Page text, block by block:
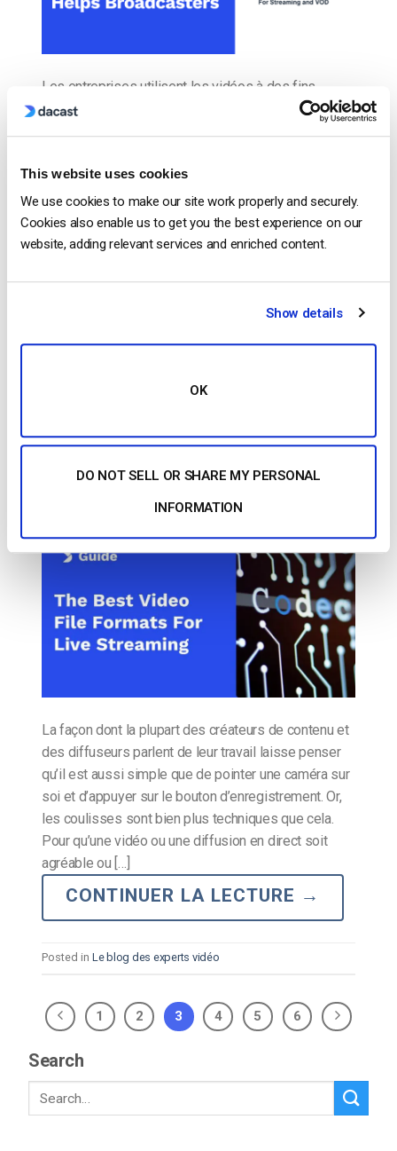
This website uses cookies
We use cookies to make our site work properly and securely.
Cookies also enable us to get you the best experience on our
website, adding relevant services and enriched content.
Show details
OK
DO NOT SELL OR SHARE MY PERSONAL
INFORMATION
Les entreprises utilisent les vidéos à des fins
diverses, qu’il s’agisse de former leurs employés ou
entreprises utilisent des vidéos à des fins de
marketing, et 90 % de celles qui utilisent des vidéos
affirment qu’elles offrent un bon retour sur […]
CONTINUER LA LECTURE→
Le blog des experts vidéo
fichiers vidéo pour la diffusion en direct
La façon dont la plupart des créateurs de contenu et
des diffuseurs parlent de leur travail laisse penser
qu’il est aussi simple que de pointer une caméra sur
soi et d’appuyer sur le bouton d’enregistrement. Or,
les coulisses sont bien plus techniques que cela.
Pour qu’une vidéo ou une diffusion en direct soit
agréable ou […]
CONTINUER LA LECTURE →
Posted in Le blog des experts vidéo
1 2 3 4 5 6
Search